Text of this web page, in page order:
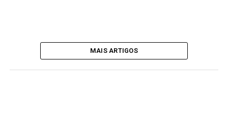
MAIS ARTIGOS